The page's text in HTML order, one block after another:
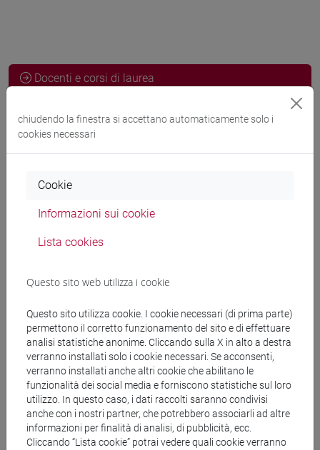
Docenti e corsi di laurea
Esperti linguistici
MIN Jeong A
Corsi di studio e percorsi
[LT40] LINGUE, CULTURE E SOCIETÀ DELL'ASIA
E DELL'AFRICA MEDITERRANEA - Laurea
corea
chiudendo la finestra si accettano automaticamente solo i
cookies necessari
Cookie
Informazioni sui cookie
Lista cookies
Questo sito web utilizza i cookie
Questo sito utilizza cookie. I cookie necessari (di prima parte)
permettono il corretto funzionamento del sito e di effettuare
analisi statistiche anonime. Cliccando sulla X in alto a destra
verranno installati solo i cookie necessari. Se acconsenti,
verranno installati anche altri cookie che abilitano le
funzionalità dei social media e forniscono statistiche sul loro
utilizzo. In questo caso, i dati raccolti saranno condivisi
anche con i nostri partner, che potrebbero associarli ad altre
informazioni per finalità di analisi, di pubblicità, ecc.
Cliccando “Lista cookie” potrai vedere quali cookie verranno